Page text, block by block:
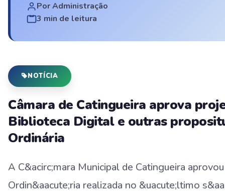
Por Administração
3 min de leitura
NOTÍCIA
Câmara de Catingueira aprova
Biblioteca Digital e outras
Ordinária
A C&acirc;mara Municipal de Catingueira
Ordin&aacute;ria realizada no &uacute;ltimo